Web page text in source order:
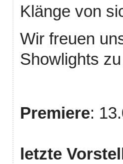
Klänge von
Wir freuen
Showlights
Premiere:
letzte